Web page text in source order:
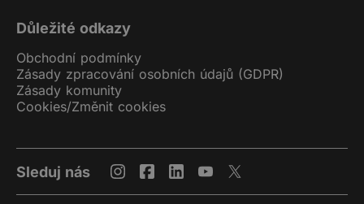
Důležité odkazy
Obchodní podmínky
Zásady zpracování osobních údajů (GDPR)
Zásady komunity
Cookies/Změnit cookies
Sleduj nás